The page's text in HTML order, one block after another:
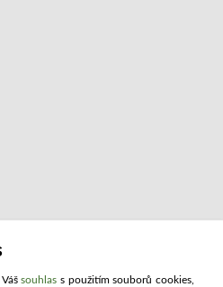
Vášsouhlas s použitím souborů cookies,